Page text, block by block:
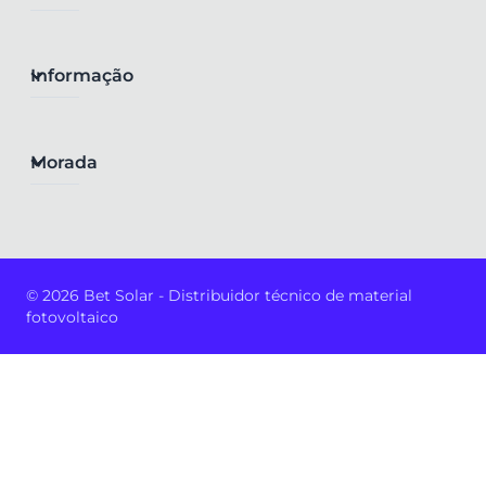
Informação
Morada
© 2026 Bet Solar - Distribuidor técnico de material
fotovoltaico